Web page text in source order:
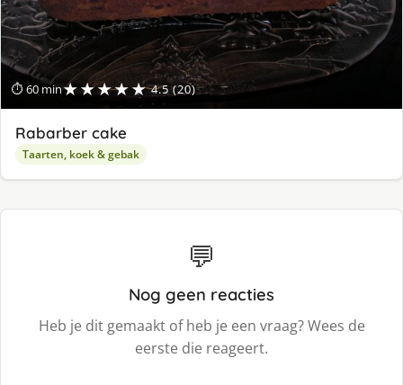
⏱ 60 min★★★★★ 4.5 (20)
Rabarber cake
Taarten, koek & gebak
💬
Nog geen reacties
Heb je dit gemaakt of heb je een vraag? Wees de
eerste die reageert.